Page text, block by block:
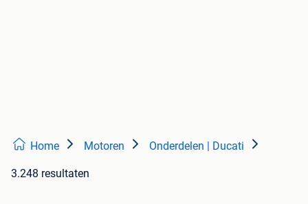
Home Motoren Onderdelen | Ducati
3.248 resultaten